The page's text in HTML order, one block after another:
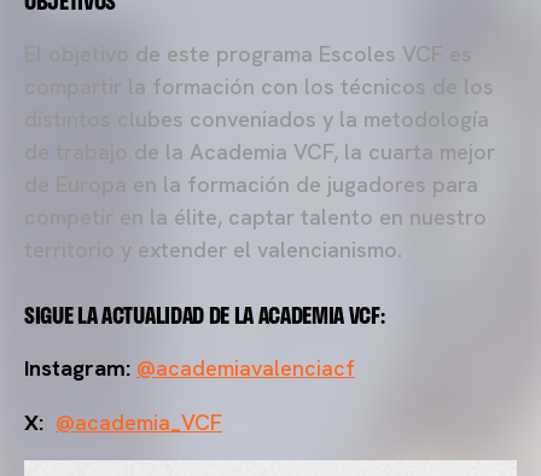
El objetivo de este programa Escoles VCF es
compartir la formación con los técnicos de los
distintos clubes conveniados y la metodología
de trabajo de la Academia VCF, la cuarta mejor
de Europa en la formación de jugadores para
competir en la élite, captar talento en nuestro
territorio y extender el valencianismo.
SIGUE LA ACTUALIDAD DE LA ACADEMIA VCF:
Instagram: @academiavalenciacf
X: @academia_VCF